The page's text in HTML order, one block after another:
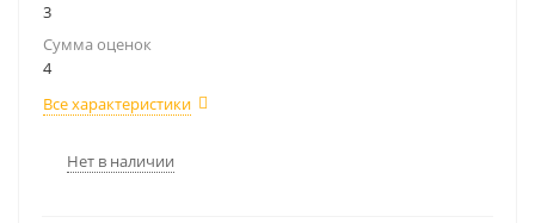
3
Сумма оценок
4
Все характеристики
Нет в наличии